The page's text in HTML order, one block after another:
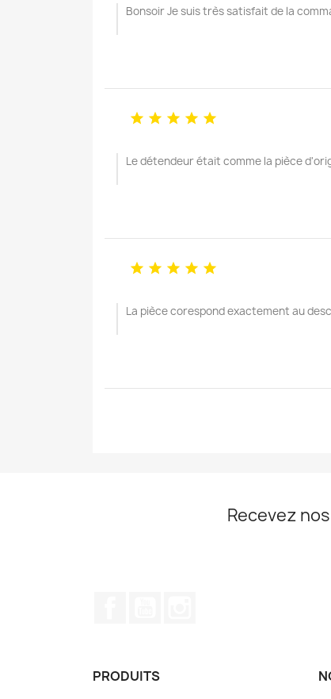
Bonsoir Je suis très satisfait de la
    
Le détendeur était comme la pièce
    
La pièce corespond exactement au
Recevez
PRODUITS